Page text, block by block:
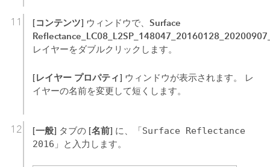
[コンテンツ] ウィンドウで、Surface
レイヤーをダブルクリックします。
[レイヤー プロパティ] ウィンドウが表示されます。 レ
イヤーの名前を変更して短くします。
[一般] タブの [名前] に、「Surface Reflectance
2016 」と入力します。